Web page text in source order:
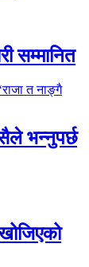
सम्मानित
भन्नुपर्छ